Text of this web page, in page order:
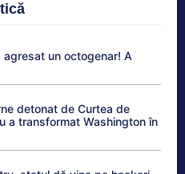
agresat un octogenar! A
detonat de Curtea de
a transformat Washington în